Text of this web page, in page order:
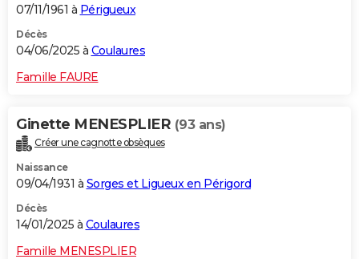
07/11/1961 à Périgueux
Décès
04/06/2025 à Coulaures
Famille FAURE
Ginette MENESPLIER (93 ans)
Créer une cagnotte obsèques
Naissance
09/04/1931 à Sorges et Ligueux en Périgord
Décès
14/01/2025 à Coulaures
Famille MENESPLIER